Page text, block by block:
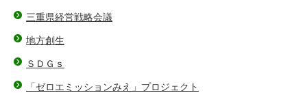
三重県経営戦略会議
地方創生
ＳＤＧｓ
「ゼロエミッションみえ」プロジェクト